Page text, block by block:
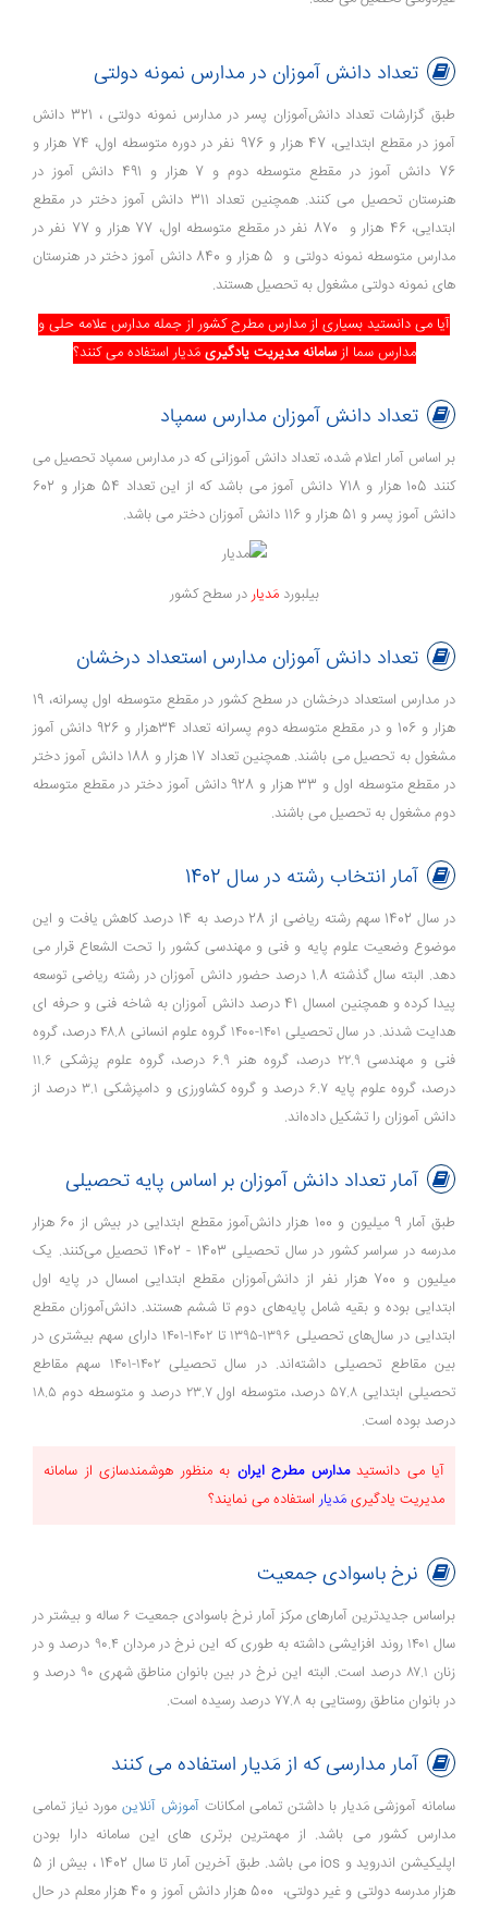
تعداد دانش آموزان در مدارس نمونه دولتی
طبق گزارشات تعداد دانش‌آموزان پسر در مدارس نمونه دولتی ، 321 دانش
آموز در مقطع ابتدایی، 47 هزار و 976 نفر در دوره متوسطه اول، 74 هزار و
76 دانش آموز در مقطع متوسطه دوم و 7 هزار و 491 دانش آموز در
هنرستان تحصیل می کنند. همچنین تعداد 311 دانش آموز دختر در مقطع
ابتدایی، 46 هزار و 870 نفر در مقطع متوسطه اول، 77 هزار و 77 نفر در
مدارس متوسطه نمونه دولتی و 5 هزار و 840 دانش آموز دختر در هنرستان
های نمونه دولتی مشغول به تحصیل هستند.
آیا می دانستید بسیاری از مدارس مطرح کشور از جمله مدارس علامه حلی و
مدارس سما ازسامانه مدیریت یادگیری مَدیار استفاده می کنند؟
تعداد دانش آموزان مدارس سمپاد
بر اساس آمار اعلام شده، تعداد دانش آموزانی که در مدارس سمپاد تحصیل می
کنند 105 هزار و 718 دانش آموز می باشد که از این تعداد 54 هزار و 602
دانش آموز پسر و 51 هزار و 116 دانش آموزان دختر می باشد.
بیلبوردمَدیار در سطح کشور
تعداد دانش آموزان مدارس استعداد درخشان
در مدارس استعداد درخشان در سطح کشور در مقطع متوسطه اول پسرانه، 19
هزار و 106 و در مقطع متوسطه دوم پسرانه تعداد 34هزار و 926 دانش آموز
مشغول به تحصیل می باشند. همچنین تعداد 17 هزار و 188 دانش آموز دختر
در مقطع متوسطه اول و 33 هزار و 928 دانش آموز دختر در مقطع متوسطه
دوم مشغول به تحصیل می باشند.
آمار انتخاب رشته در سال 1402
در سال 1402 سهم رشته ریاضی از 28 درصد به 14 درصد کاهش یافت و این
موضوع وضعیت علوم پایه و فنی و مهندسی کشور را تحت الشعاع قرار می
دهد. البته سال گذشته 1.8 درصد حضور دانش آموزان در رشته ریاضی توسعه
پیدا کرده و همچنین امسال 41 درصد دانش آموزان به شاخه فنی و حرفه ای
هدایت شدند. در سال تحصیلی ۱۴۰۱-۱۴۰۰ گروه علوم انسانی ۴۸.۸ درصد، گروه
فنی و مهندسی ۲۲.۹ درصد، گروه هنر ۶.۹ درصد، گروه علوم پزشکی ۱۱.۶
درصد، گروه علوم پایه ۶.۷ درصد و گروه کشاورزی و دامپزشکی ۳.۱ درصد از
دانش آموزان را تشکیل داده‌اند.
آمار تعداد دانش آموزان بر اساس پایه تحصیلی
طبق آمار 9 میلیون و 100 هزار دانش‌آموز مقطع ابتدایی در بیش از 60 هزار
مدرسه در سراسر کشور در سال تحصیلی 1403 - 1402 تحصیل می‌کنند. یک
میلیون و 700 هزار نفر از دانش‌آموزان مقطع ابتدایی امسال در پایه اول
ابتدایی بوده و بقیه شامل پایه‌های دوم تا ششم هستند. دانش‌آموزان مقطع
ابتدایی در سال‌های تحصیلی ۱۳۹۶-۱۳۹۵ تا ۱۴۰۲-۱۴۰۱ دارای سهم بیشتری در
بین مقاطع تحصیلی داشته‌اند. در سال تحصیلی ۱۴۰۲-۱۴۰۱ سهم مقاطع
تحصیلی ابتدایی ۵۷.۸ درصد، متوسطه اول ۲۳.۷ درصد و متوسطه دوم ۱۸.۵
درصد بوده است.
آیا می دانستیدمدارس مطرح ایران به منظور هوشمندسازی از سامانه
مدیریت یادگیری مَدیار استفاده می نمایند؟
نرخ باسوادی جمعیت
براساس جدیدترین آمارهای مرکز آمار نرخ باسوادی جمعیت ۶ ساله و بیشتر در
سال ۱۴۰۱ روند افزایشی داشته به طوری که این نرخ در مردان ۹۰.۴ درصد و در
زنان ۸۷.۱ درصد است. البته این نرخ در بین بانوان مناطق شهری ۹۰ درصد و
در بانوان مناطق روستایی به ۷۷.۸ درصد رسیده است.
آمار مدارسی که از مَدیار استفاده می کنند
سامانه آموزشی مَدیار با داشتن تمامی امکاناتآموزش آنلاینمورد نیاز تمامی
مدارس کشور می باشد. از مهمترین برتری های این سامانه دارا بودن
اپلیکیشن اندروید و ios می باشد. طبق آخرین آمار تا سال 1402 ، بیش از 5
هزار مدرسه دولتی و غیر دولتی، 500 هزار دانش آموز و 40 هزار معلم در حال